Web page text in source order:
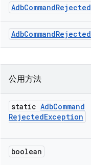
AdbCommandRejected
AdbCommandRejected
公用方法
static AdbCommand
RejectedException
boolean